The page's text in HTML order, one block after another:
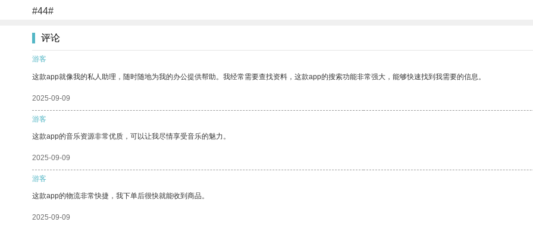
#44#
评论
游客
这款app就像我的私人助理，随时随地为我的办公提供帮助。我经常需要查找资料，这款app的搜索功能非常强大，能够快速找到我需要的信息。
2025-09-09
游客
这款app的音乐资源非常优质，可以让我尽情享受音乐的魅力。
2025-09-09
游客
这款app的物流非常快捷，我下单后很快就能收到商品。
2025-09-09